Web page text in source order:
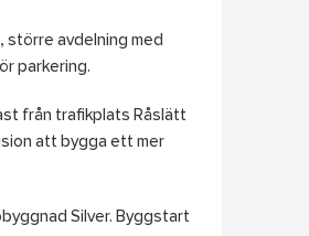
större avdelning med
parkering.
från trafikplats Råslätt
att bygga ett mer
Silver. Byggstart